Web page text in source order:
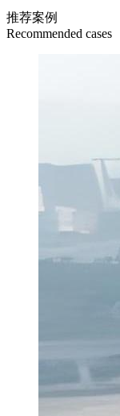
推荐案例
Recommended cases